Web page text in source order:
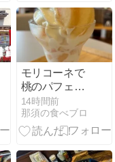
モリコーネで
桃のパフェ
【黒磯みる
る】
14時間前
那須の食べブロ